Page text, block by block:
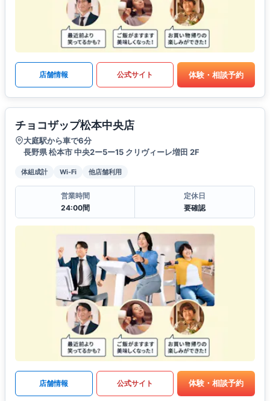
店舗情報 公式サイト 体験・相談予約
チョコザップ松本中央店
大庭駅から車で6分
長野県 松本市 中央2ー5ー15 クリヴィーレ増田 2F
体組成計 Wi-Fi 他店舗利用
営業時間
24:00間
定休日
要確認
店舗情報 公式サイト 体験・相談予約